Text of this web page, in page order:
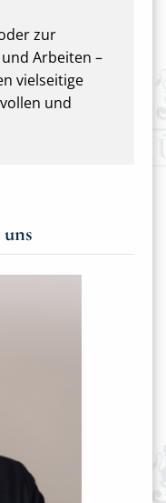
zur
Arbeiten –
vielseitige
und